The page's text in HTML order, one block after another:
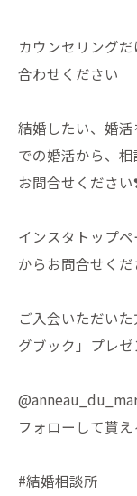
カウンセリング
合わせください
結婚したい、婚
での婚活から、
お問合せください
インスタトップ
からお問合せくだ
ご入会いただい
グブック」プレ
フォローして貰
#結婚相談所